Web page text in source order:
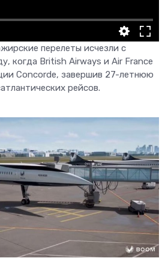
перелеты исчезли с
когда British Airways и Air France
Concorde, завершив 27-летнюю
рейсов.